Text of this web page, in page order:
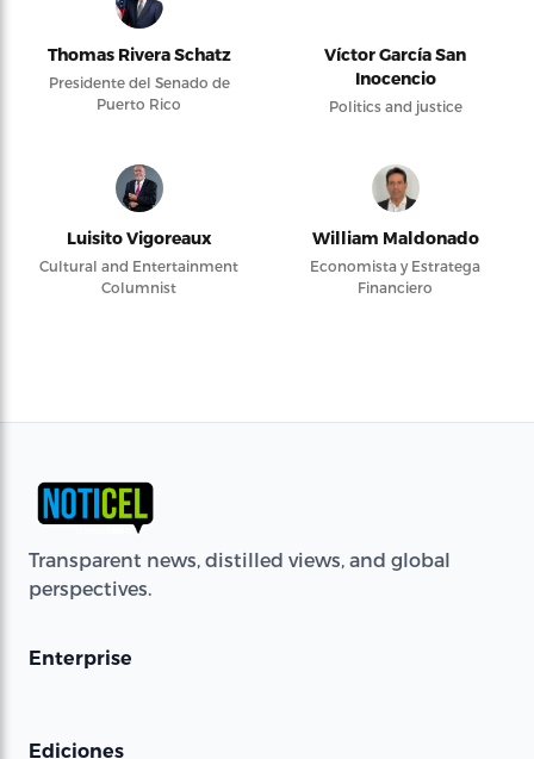
Thomas Rivera Schatz
Presidente del Senado de
Puerto Rico
Víctor García San
Inocencio
Politics and justice
Luisito Vigoreaux
Cultural and Entertainment
Columnist
William Maldonado
Economista y Estratega
Financiero
Transparent news, distilled views, and global
perspectives.
Enterprise
Ediciones